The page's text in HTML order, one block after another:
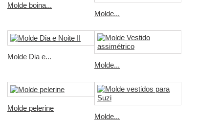
Molde boina...
Molde...
Molde Dia e...
Molde...
Molde pelerine
Molde...